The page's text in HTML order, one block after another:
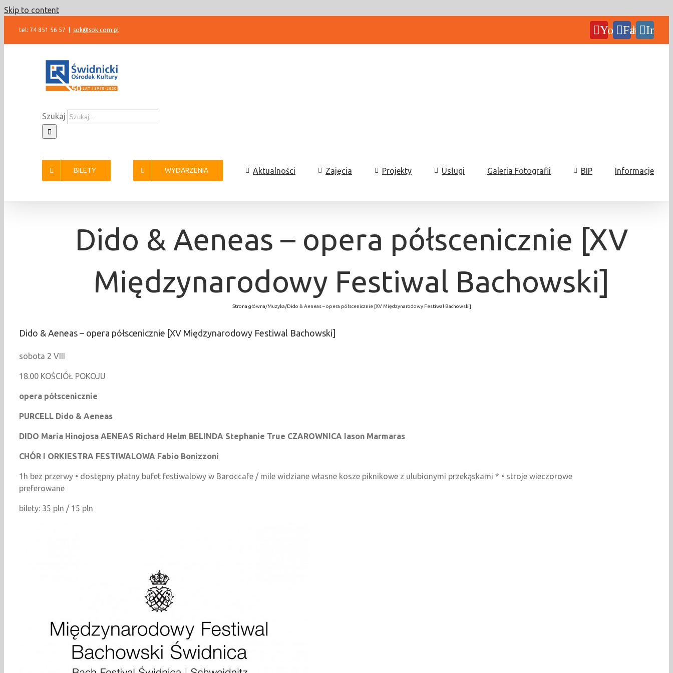
Skip to content
tel: 74 851 56 57 sok@sok.com.pl YouTubeFacebook
Szukaj
BILETY WYDARZENIA Aktualności Zajęcia Projekty Usługi Galeria Fotografii BIP Informacje
Dido & Aeneas – opera półscenicznie [XV
Międzynarodowy Festiwal Bachowski]
Strona główna/Muzyka/Dido & Aeneas – opera półscenicznie [XV Międzynarodowy Festiwal Bachowski]
Dido & Aeneas – opera półscenicznie [XV Międzynarodowy Festiwal Bachowski]
sobota 2 VIII
18.00 KOŚCIÓŁ POKOJU
opera półscenicznie
PURCELL Dido & Aeneas
DIDO Maria Hinojosa AENEAS Richard Helm BELINDA Stephanie True CZAROWNICA Iason Marmaras
CHÓR I ORKIESTRA FESTIWALOWA Fabio Bonizzoni
1h bez przerwy • dostępny płatny bufet festiwalowy w Baroccafe / mile widziane własne kosze piknikowe z ulubionymi przekąskami * • stroje wieczorowe
preferowane
bilety: 35 pln / 15 pln